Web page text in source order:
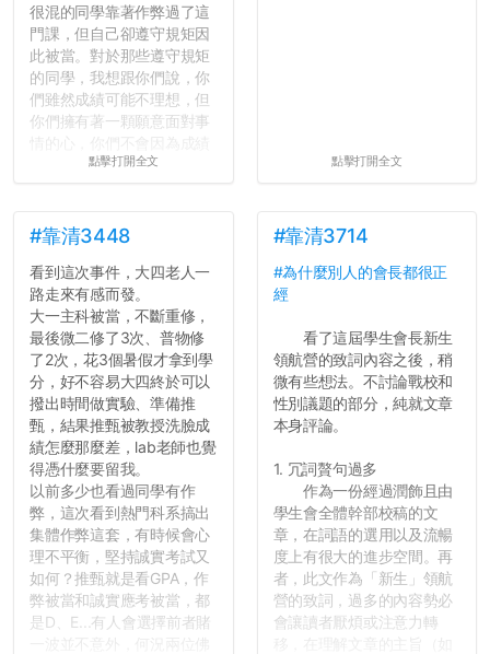
很混的同學靠著作弊過了這
門課，但自己卻遵守規矩因
此被當。對於那些遵守規矩
的同學，我想跟你們說，你
們雖然成績可能不理想，但
你們擁有著一顆願意面對事
壓力而選擇逃避(作弊)，在
績無法體現你們的努力，但
往後你們正直的態度一定會
讓你們在社會上適應得更
好。最後，那些作弊的同
學，你們要瞭解到作弊對你
們而言是沒有任何好處的，
大學是你們唯一可以勇敢認
錯但不需要付出太大代價的
地方，你們在這時候如果不
會學會...
點擊打開全文 點擊打開全文
#靠清3448
看到這次事件，大四老人一
路走來有感而發。
大一主科被當，不斷重修，
最後微二修了3次、普物修
了2次，花3個暑假才拿到學
分，好不容易大四終於可以
撥出時間做實驗、準備推
甄，結果推甄被教授洗臉成
績怎麼那麼差，lab老師也覺
得憑什麼要留我。
以前多少也看過同學有作
弊，這次看到熱門科系搞出
集體作弊這套，有時候會心
理不平衡，堅持誠實考試又
如何？推甄就是看GPA，作
弊被當和誠實應考被當，都
是D、E...有人會選擇前者賭
#靠清3714
#為什麼別人的會長都很正
經
看了這屆學生會長新生
領航營的致詞內容之後，稍
微有些想法。不討論戰校和
性別議題的部分，純就文章
本身評論。
1. 冗詞贅句過多
作為一份經過潤飾且由
學生會全體幹部校稿的文
章，在詞語的選用以及流暢
度上有很大的進步空間。再
者，此文作為「新生」領航
營的致詞，過多的內容勢必
會讓讀者厭煩或注意力轉